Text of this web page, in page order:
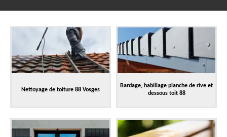
Nettoyage de toiture 88 Vosges
Bardage, habillage planche de rive et
dessous toit 88